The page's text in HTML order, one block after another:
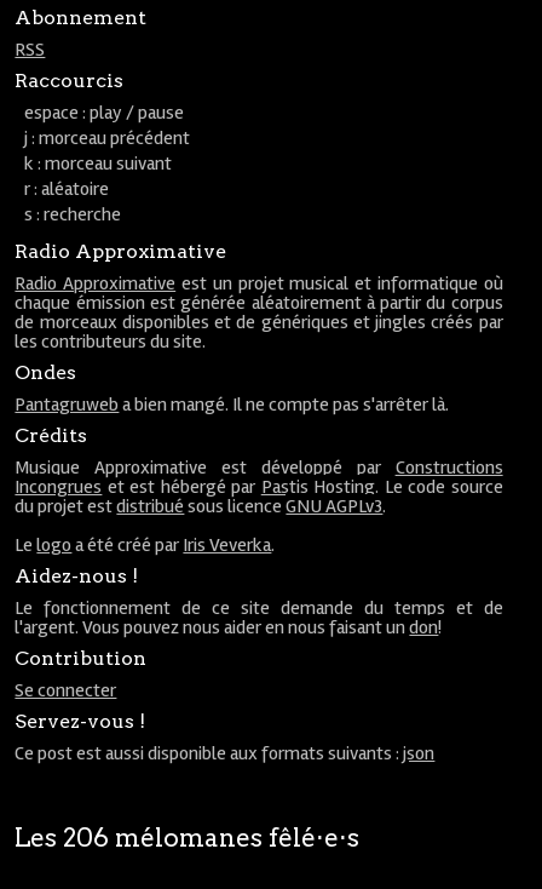
Abonnement
RSS
Raccourcis
espace : play / pause
j : morceau précédent
k : morceau suivant
r : aléatoire
s : recherche
Radio Approximative
Radio Approximative est un projet musical et informatique où
chaque émission est générée aléatoirement à partir du corpus
de morceaux disponibles et de génériques et jingles créés par
les contributeurs du site.
Ondes
Pantagruweb a bien mangé. Il ne compte pas s'arrêter là.
Crédits
Musique Approximative est développé par Constructions
Incongrues et est hébergé par Pastis Hosting. Le code source
du projet estdistribué sous licenceGNU AGPLv3.
Lelogo a été créé par Iris Veverka.
Aidez-nous !
Le fonctionnement de ce site demande du temps et de
l'argent. Vous pouvez nous aider en nous faisant undon!
Contribution
Se connecter
Servez-vous !
Ce post est aussi disponible aux formats suivants :json
Les 206 mélomanes fêlé⋅e⋅s